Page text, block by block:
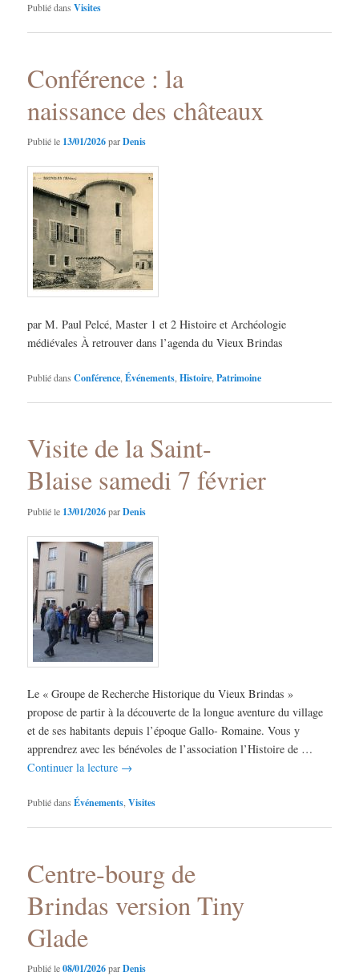
Publié dans Visites
Conférence : la
naissance des châteaux
Publié le 13/01/2026parDenis
par M. Paul Pelcé, Master 1 et 2 Histoire et Archéologie
médiévales À retrouver dans l’agenda du Vieux Brindas
Publié dans Conférence ,Événements ,Histoire ,Patrimoine
Visite de la Saint-
Blaise samedi 7 février
Publié le 13/01/2026parDenis
Le « Groupe de Recherche Historique du Vieux Brindas »
propose de partir à la découverte de la longue aventure du village
et de ses habitants depuis l’époque Gallo- Romaine. Vous y
apprendrez avec les bénévoles de l’association l’Histoire de …
Continuer la lecture →
Publié dans Événements,Visites
Centre-bourg de
Brindas version Tiny
Glade
Publié le08/01/2026parDenis